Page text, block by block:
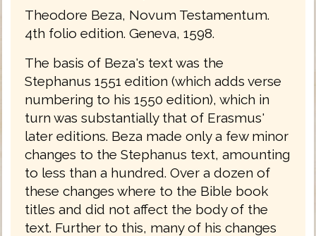
Theodore Beza, Novum Testamentum.
4th folio edition. Geneva, 1598.
The basis of Beza's text was the
Stephanus 1551 edition (which adds verse
numbering to his 1550 edition), which in
turn was substantially that of Erasmus'
later editions. Beza made only a few minor
changes to the Stephanus text, amounting
to less than a hundred. Over a dozen of
these changes where to the Bible book
titles and did not affect the body of the
text. Further to this, many of his changes